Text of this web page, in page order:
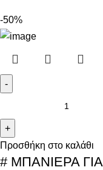
-50%
Προσθήκη στο καλάθι
# ΜΠΑΝΙΕΡΑ ΓΙΑ